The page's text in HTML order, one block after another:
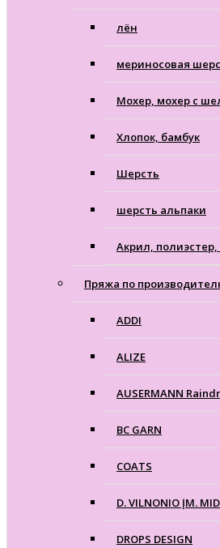
лён
мериносовая
Мохер, мохер с
Хлопок, бамбук
Шерсть
шерсть альпаки
Акрил,
Пряжа по
ADDI
ALIZE
AUSERMANN
BC GARN
COATS
D. VILNONIO ĮM.
DROPS DESIGN